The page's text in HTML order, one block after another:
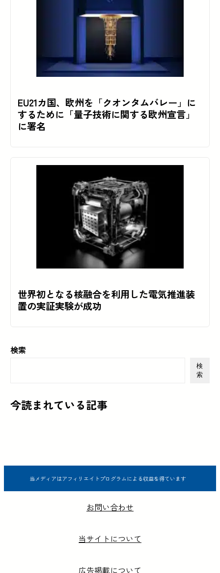
EU21カ国、欧州を「クオンタムバレー」に
するために「量子技術に関する欧州宣言」
に署名
世界初となる核融合を利用した電気推進装
置の実証実験が成功
検索
検
索
今読まれている記事
当メディアはアフィリエイトプログラムによる収益を得ています
お問い合わせ
当サイトについて
広告掲載について